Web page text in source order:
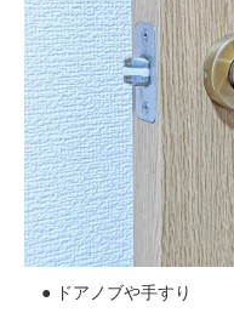
● ドアノブや手すり